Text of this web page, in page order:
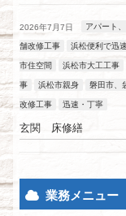
2026年7月7日 アパート
舗改修工事 浜松便利で迅
市住空間 浜松市大工工事
事 浜松市親身 磐田市、
改修工事 迅速・丁寧
玄関 床修繕
業務メニュー